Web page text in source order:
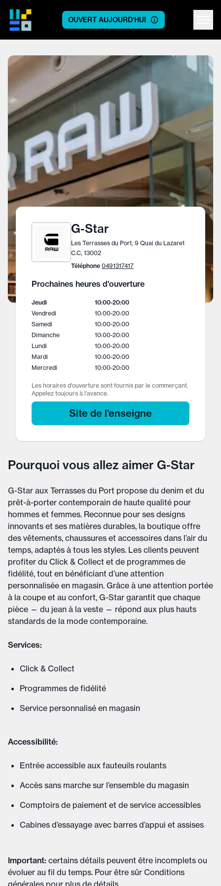
Centre logo
OUVERT AUJOURD'HUI
G-Star
Les Terrasses du Port, 9 Quai du Lazaret
C.C, 13002
Téléphone 0491317417
Prochaines heures d'ouverture
Jeudi 10:00-20:00
Vendredi
10:00-20:00
Samedi
10:00-20:00
Dimanche
10:00-20:00
Lundi
10:00-20:00
Mardi
10:00-20:00
Mercredi
10:00-20:00
Les horaires d'ouverture sont fournis par le commerçant.
Appelez toujours à l'avance.
Site de l'enseigne
Pourquoi vous allez aimer G-Star
G-Star aux Terrasses du Port propose du denim et du
prêt-à-porter contemporain de haute qualité pour
hommes et femmes. Reconnue pour ses designs
innovants et ses matières durables, la boutique offre
des vêtements, chaussures et accessoires dans l’air du
temps, adaptés à tous les styles. Les clients peuvent
profiter du Click & Collect et de programmes de
fidélité, tout en bénéficiant d’une attention
personnalisée en magasin. Grâce à une attention portée
à la coupe et au confort, G-Star garantit que chaque
pièce — du jean à la veste — répond aux plus hauts
standards de la mode contemporaine.
Services:
Click & Collect
Programmes de fidélité
Service personnalisé en magasin
Accessibilité:
Entrée accessible aux fauteuils roulants
Accès sans marche sur l’ensemble du magasin
Comptoirs de paiement et de service accessibles
Cabines d’essayage avec barres d’appui et assises
Important: certains détails peuvent être incomplets ou
évoluer au fil du temps. Pour être sûr Conditions
générales pour plus de détails